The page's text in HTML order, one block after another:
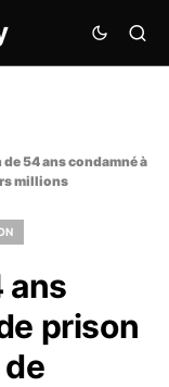
54 ans condamné à
millions
ans
prison